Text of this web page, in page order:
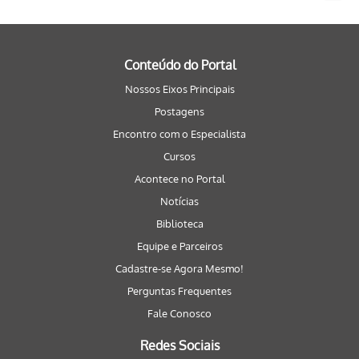
Conteúdo do Portal
Nossos Eixos Principais
Postagens
Encontro com o Especialista
Cursos
Acontece no Portal
Notícias
Biblioteca
Equipe e Parceiros
Cadastre-se Agora Mesmo!
Perguntas Frequentes
Fale Conosco
Redes Sociais